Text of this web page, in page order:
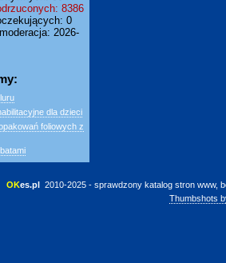
8386
0
2026-
dla dzieci
foliowych z
OKes.pl 2010-2025 - sprawdzony katalog stron www,
Thumbshots